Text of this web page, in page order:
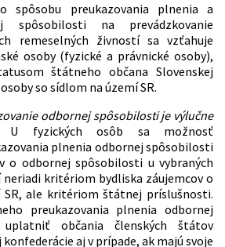
spôsobu preukazovania plnenia a
spôsobilosti na prevádzkovanie
remeselných živností sa vzťahuje
osoby (fyzické a právnické osoby),
štátneho občana Slovenskej
so sídlom na území SR.
odbornej spôsobilosti je výlučne
U fyzických osôb sa možnosť
plnenia odbornej spôsobilosti
o odbornej spôsobilosti u vybraných
kritériom bydliska záujemcov o
SR, ale kritériom štátnej príslušnosti.
preukazovania plnenia odbornej
občania členských štátov
konfederácie aj v prípade, ak majú svoje